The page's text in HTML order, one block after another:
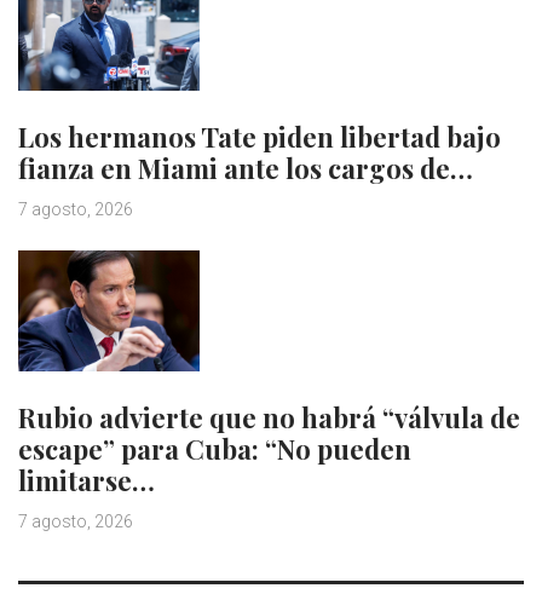
Los hermanos Tate piden libertad bajo
fianza en Miami ante los cargos de…
7 agosto, 2026
Rubio advierte que no habrá “válvula de
escape” para Cuba: “No pueden
limitarse…
7 agosto, 2026